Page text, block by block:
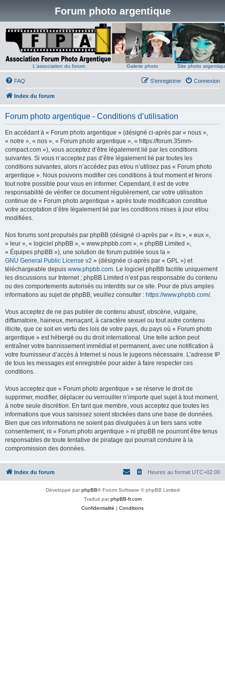
Forum photo argentique
L'association du forum Galerie photo Site photo
FAQ Connexion
S’enregistrer
Index du forum
Forum photo argentique - Conditions d’utilisation
En accédant à « Forum photo argentique » (désigné ci-après par « nous »,
« notre », « nos », « Forum photo argentique », « https://forum.35mm-
compact.com »), vous acceptez d’être légalement lié par les conditions
suivantes. Si vous n’acceptez pas d’être légalement lié par toutes les
conditions suivantes, alors n’accédez pas et/ou n’utilisez pas « Forum photo
argentique ». Nous pouvons modifier ces conditions à tout moment et ferons
tout notre possible pour vous en informer. Cependant, il est de votre
responsabilité de vérifier ce document régulièrement, car votre utilisation
continue de « Forum photo argentique » après toute modification constitue
votre acceptation d’être légalement lié par les conditions mises à jour et/ou
modifiées.
Nos forums sont propulsés par phpBB (désigné ci-après par « ils », « eux »,
« leur », « logiciel phpBB », « www.phpbb.com », « phpBB Limited »,
« Équipes phpBB »), une solution de forum publiée sous la «
GNU General Public License v2 » (désignée ci-après par « GPL ») et
téléchargeable depuis www.phpbb.com. Le logiciel phpBB facilite uniquement
les discussions sur Internet ; phpBB Limited n’est pas responsable du contenu
ou des comportements autorisés ou interdits sur ce site. Pour de plus amples
informations au sujet de phpBB, veuillez consulter : https://www.phpbb.com/.
Vous acceptez de ne pas publier de contenu abusif, obscène, vulgaire,
diffamatoire, haineux, menaçant, à caractère sexuel ou tout autre contenu
illicite, que ce soit en vertu des lois de votre pays, du pays où « Forum photo
argentique » est hébergé ou du droit international. Une telle action peut
entraîner votre bannissement immédiat et permanent, avec une notification à
votre fournisseur d’accès à Internet si nous le jugeons nécessaire. L’adresse IP
de tous les messages est enregistrée pour aider à faire respecter ces
conditions.
Vous acceptez que « Forum photo argentique » se réserve le droit de
supprimer, modifier, déplacer ou verrouiller n’importe quel sujet à tout moment,
à notre seule discrétion. En tant que membre, vous acceptez que toutes les
informations que vous saisissez soient stockées dans une base de données.
Bien que ces informations ne soient pas divulguées à un tiers sans votre
consentement, ni « Forum photo argentique » ni phpBB ne pourront être tenus
responsables de toute tentative de piratage qui pourrait conduire à la
compromission des données.
Index du forum Heures au format UTC+02:00
Développé parphpBB® Forum Software © phpBB Limited
Traduit parphpBB-fr.com
Confidentialité | Conditions